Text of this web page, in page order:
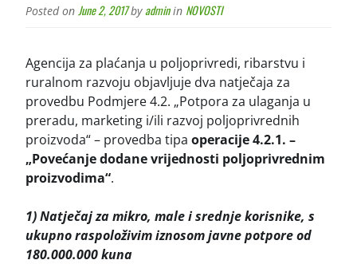
Posted on June 2, 2017 by admin in NOVOSTI
Agencija za plaćanja u poljoprivredi, ribarstvu i
ruralnom razvoju objavljuje dva natječaja za
provedbu Podmjere 4.2. „Potpora za ulaganja u
preradu, marketing i/ili razvoj poljoprivrednih
proizvoda“ – provedba tipa operacije 4.2.1. –
„Povećanje dodane vrijednosti poljoprivrednim
proizvodima“.
1) Natječaj za mikro, male i srednje korisnike, s
ukupno raspoloživim iznosom javne potpore od
180.000.000 kuna